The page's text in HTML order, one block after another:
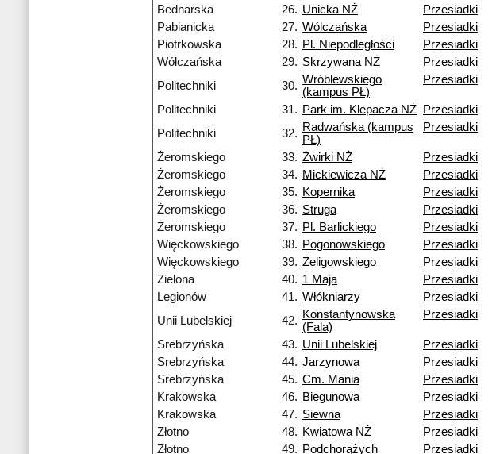
Bednarska
26. Unicka NŻ
Przesiadki
Pabianicka
27. Wólczańska
Przesiadki
Piotrkowska
28. Pl. Niepodległości
Przesiadki
Wólczańska
29. Skrzywana NŻ
Przesiadki
Politechniki
30. Wróblewskiego
(kampus PŁ)
Przesiadki
Politechniki 31. Park im. Klepacza NŻ
Przesiadki
Politechniki
32. Radwańska (kampus
PŁ)
Przesiadki
Żeromskiego 33. Żwirki NŻ
Przesiadki
Żeromskiego
34. Mickiewicza NŻ
Przesiadki
Żeromskiego
35. Kopernika
Przesiadki
Żeromskiego
36. Struga
Przesiadki
Żeromskiego
37. Pl. Barlickiego
Przesiadki
Więckowskiego
38. Pogonowskiego
Przesiadki
Więckowskiego
39. Żeligowskiego
Przesiadki
Zielona
40. 1 Maja
Przesiadki
Legionów
41. Włókniarzy
Przesiadki
Unii Lubelskiej
42. Konstantynowska
(Fala)
Przesiadki
Srebrzyńska 43. Unii Lubelskiej
Przesiadki
Srebrzyńska
44. Jarzynowa
Przesiadki
Srebrzyńska
45. Cm. Mania
Przesiadki
Krakowska
46. Biegunowa
Przesiadki
Krakowska
47. Siewna
Przesiadki
Złotno
48. Kwiatowa NŻ
Przesiadki
Złotno
49. Podchorążych Przesiadki